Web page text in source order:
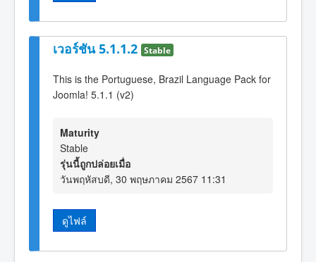
เวอร์ชัน 5.1.1.2 Stable
This is the Portuguese, Brazil Language Pack for
Joomla! 5.1.1 (v2)
Maturity
Stable
รุ่นนี้ถูกปล่อยเมื่อ
วันพฤหัสบดี, 30 พฤษภาคม 2567 11:31
ดูไฟล์